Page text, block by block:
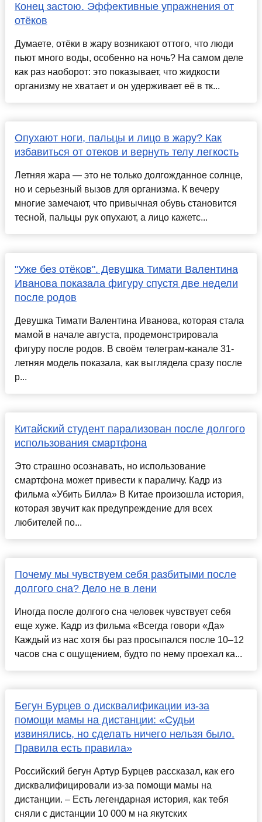
Конец застою. Эффективные упражнения от
отёков
Думаете, отёки в жару возникают оттого, что люди
пьют много воды, особенно на ночь? На самом деле
как раз наоборот: это показывает, что жидкости
организму не хватает и он удерживает её в тк...
Опухают ноги, пальцы и лицо в жару? Как
избавиться от отеков и вернуть телу легкость
Летняя жара — это не только долгожданное солнце,
но и серьезный вызов для организма. К вечеру
многие замечают, что привычная обувь становится
тесной, пальцы рук опухают, а лицо кажетс...
"Уже без отёков". Девушка Тимати Валентина
Иванова показала фигуру спустя две недели
после родов
Девушка Тимати Валентина Иванова, которая стала
мамой в начале августа, продемонстрировала
фигуру после родов. В своём телеграм-канале 31-
летняя модель показала, как выглядела сразу после
р...
Китайский студент парализован после долгого
использования смартфона
Это страшно осознавать, но использование
смартфона может привести к параличу. Кадр из
фильма «Убить Билла» В Китае произошла история,
которая звучит как предупреждение для всех
любителей по...
Почему мы чувствуем себя разбитыми после
долгого сна? Дело не в лени
Иногда после долгого сна человек чувствует себя
еще хуже. Кадр из фильма «Всегда говори «Да»
Каждый из нас хотя бы раз просыпался после 10–12
часов сна с ощущением, будто по нему проехал ка...
Бегун Бурцев о дисквалификации из-за
помощи мамы на дистанции: «Судьи
извинялись, но сделать ничего нельзя было.
Правила есть правила»
Российский бегун Артур Бурцев рассказал, как его
дисквалифицировали из-за помощи мамы на
дистанции. – Есть легендарная история, как тебя
сняли с дистанции 10 000 м на якутских